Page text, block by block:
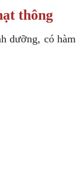
thông
dưỡng, có hàm